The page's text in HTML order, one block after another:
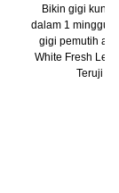
Bikin gigi
dalam 1 minggu
gigi pemutih
White Fresh
Teruji